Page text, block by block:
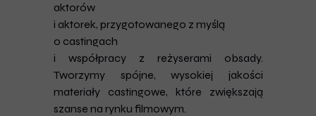
aktorów
i aktorek, przygotowanego z myślą
o castingach
i współpracy z reżyserami obsady.
Tworzymy spójne, wysokiej jakości
materiały castingowe, które zwiększają
szanse na rynku filmowym.